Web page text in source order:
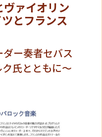
ァイオリン
とフランス
ー奏者セバス
氏とともに〜